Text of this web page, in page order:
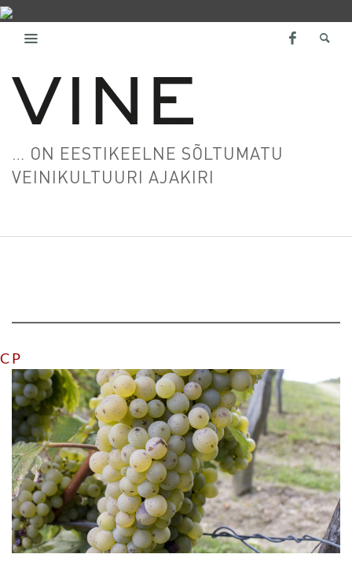
… ON EESTIKEELNE SÕLTUMATU
VEINIKULTUURI AJAKIRI
CP